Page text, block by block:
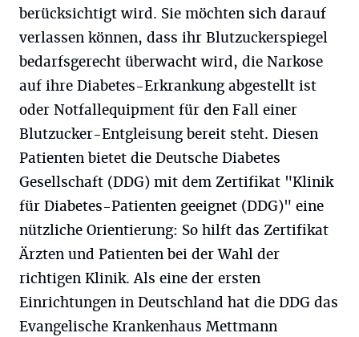
berücksichtigt wird. Sie möchten sich darauf
verlassen können, dass ihr Blutzuckerspiegel
bedarfsgerecht überwacht wird, die Narkose
auf ihre Diabetes-Erkrankung abgestellt ist
oder Notfallequipment für den Fall einer
Blutzucker-Entgleisung bereit steht. Diesen
Patienten bietet die Deutsche Diabetes
Gesellschaft (DDG) mit dem Zertifikat "Klinik
für Diabetes-Patienten geeignet (DDG)" eine
nützliche Orientierung: So hilft das Zertifikat
Ärzten und Patienten bei der Wahl der
richtigen Klinik. Als eine der ersten
Einrichtungen in Deutschland hat die DDG das
Evangelische Krankenhaus Mettmann